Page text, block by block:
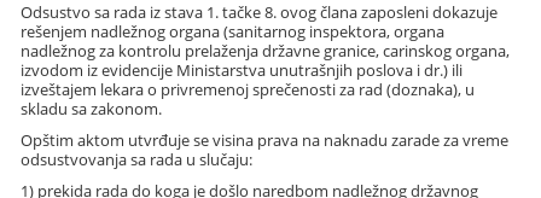
Odsustvo sa rada iz stava 1. tačke 8. ovog člana zaposleni dokazuje
rešenjem nadležnog organa (sanitarnog inspektora, organa
nadležnog za kontrolu prelaženja državne granice, carinskog organa,
izvodom iz evidencije Ministarstva unutrašnjih poslova i dr.) ili
izveštajem lekara o privremenoj sprečenosti za rad (doznaka), u
skladu sa zakonom.
Opštim aktom utvrđuje se visina prava na naknadu zarade za vreme
odsustvovanja sa rada u slučaju:
1) prekida rada do koga je došlo naredbom nadležnog državnog